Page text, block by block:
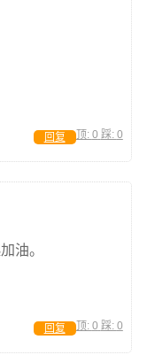
顶: 0 踩: 0
回复
油。
顶: 0 踩: 0
回复